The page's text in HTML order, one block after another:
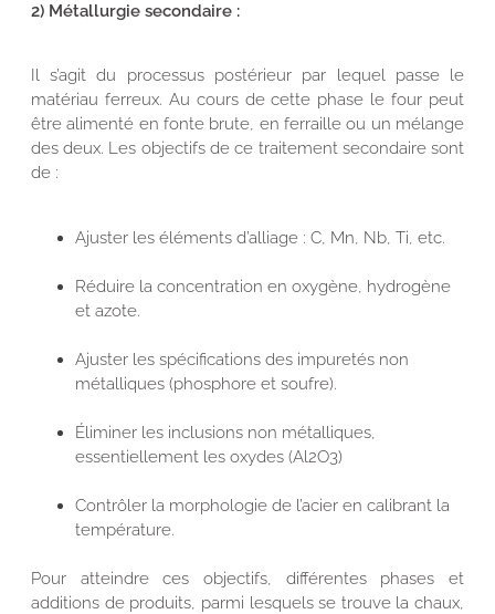
2) Métallurgie secondaire :
Il s’agit du processus postérieur par lequel passe le
matériau ferreux. Au cours de cette phase le four peut
être alimenté en fonte brute, en ferraille ou un mélange
des deux. Les objectifs de ce traitement secondaire sont
de :
Ajuster les éléments d’alliage : C, Mn, Nb, Ti, etc.
Réduire la concentration en oxygène, hydrogène
et azote.
Ajuster les spécifications des impuretés non
métalliques (phosphore et soufre).
Éliminer les inclusions non métalliques,
essentiellement les oxydes (Al2O3)
Contrôler la morphologie de l’acier en calibrant la
température.
Pour atteindre ces objectifs, différentes phases et
additions de produits, parmi lesquels se trouve la chaux,